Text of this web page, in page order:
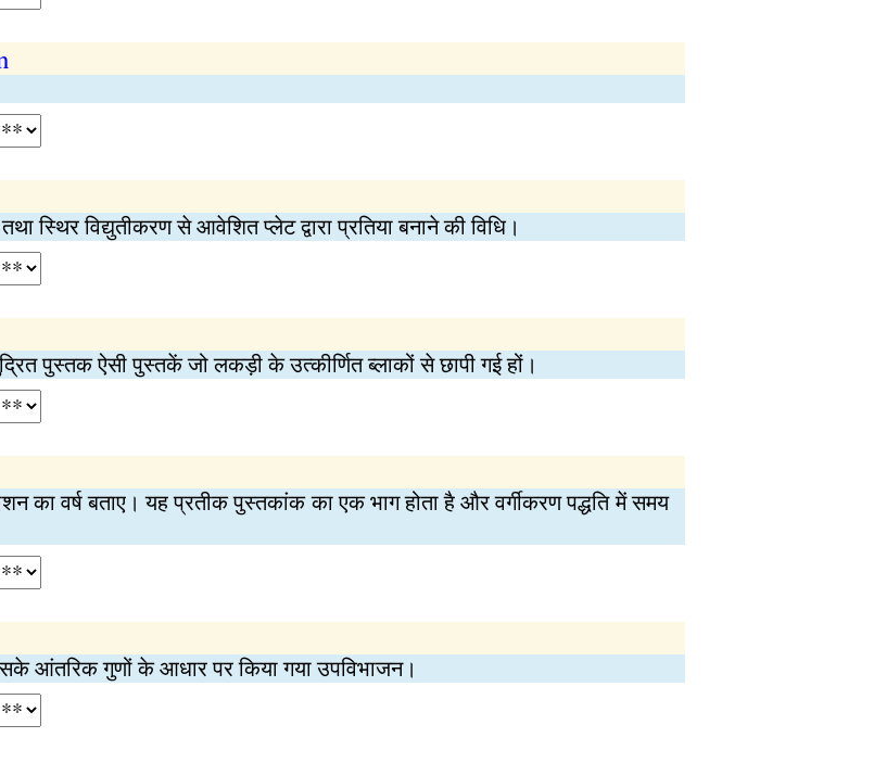
स्थिर विद्युतीकरण से आवेशित प्लेट द्वारा प्रतिया बनाने की विधि।
पुस्तक ऐसी पुस्तकें जो लकड़ी के उत्कीर्णित ब्लाकों से छापी गई हों।
का वर्ष बताए। यह प्रतीक पुस्तकांक का एक भाग होता है और वर्गीकरण पद्धति में समय
आंतरिक गुणों के आधार पर किया गया उपविभाजन।